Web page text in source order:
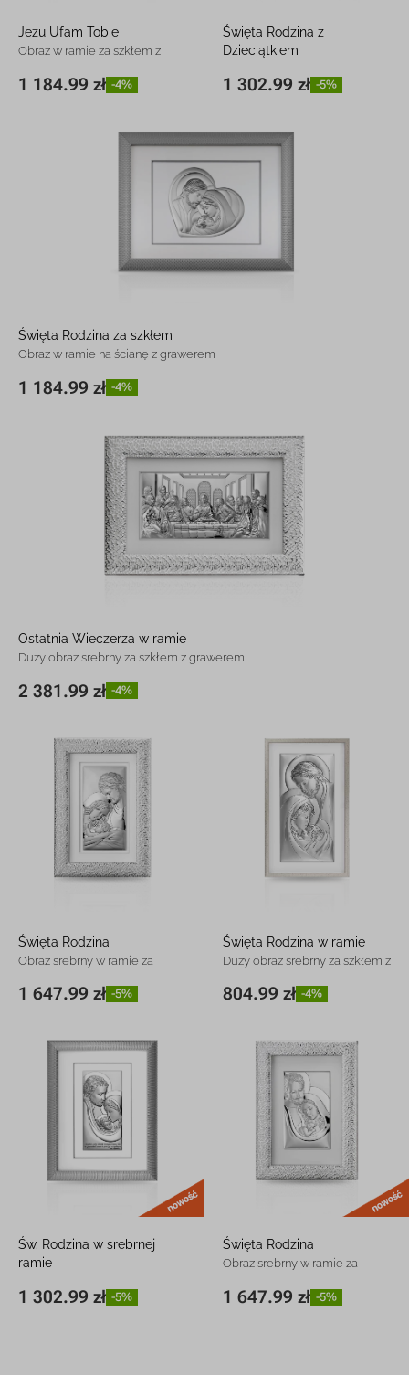
Jezu Ufam Tobie
Obraz w ramie za szkłem z
1 184.99 zł -4%
51,5 x 65,5
1 184.99
Święta Rodzina z
Dzieciątkiem
grawerem
1 302.99 zł -5%
51,5 x 65,5
1 302.99
Święta Rodzina za szkłem
Obraz w ramie na ścianę z grawerem
1 184.99 zł -4%
65,5 x 51,5 cm
Ostatnia Wieczerza w ramie
Duży obraz srebrny za szkłem z grawerem
2 381.99 zł -4%
72 x 47 cm
Święta Rodzina
Obraz srebrny w ramie za
1 647.99 zł -5%
43 x 61 cm 1 647.99 zł
Święta Rodzina w ramie
Duży obraz srebrny za szkłem z
804.99 zł -4%
28 x 46 cm 804.99 zł
Św. Rodzina w srebrnej
ramie
grawerem
1 302.99 zł -5%
51,5 x 65,5
1 302.99
Święta Rodzina
Obraz srebrny w ramie za
1 647.99 zł -5%
47 x 67 cm 1 647.99 zł